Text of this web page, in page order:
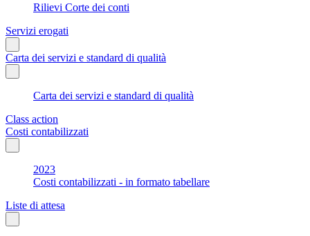
Rilievi Corte dei conti
Servizi erogati
Carta dei servizi e standard di qualità
Carta dei servizi e standard di qualità
Class action
Costi contabilizzati
2023
Costi contabilizzati - in formato tabellare
Liste di attesa